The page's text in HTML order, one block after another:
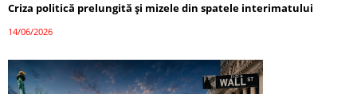
Criza politică prelungită și mizele din spatele interimatului
14/06/2026